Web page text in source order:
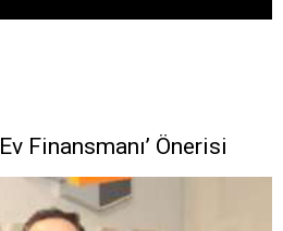
Finansmanı’ Önerisi